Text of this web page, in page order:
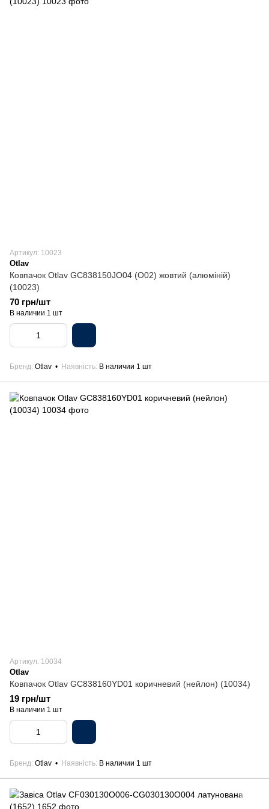
Артикул: 10023
Otlav
Ковпачок Otlav GC838150JO04 (O02) жовтий (алюміній)
(10023)
70 грн/шт
В наличии 1 шт
Бренд Otlav Наявність В наличии 1 шт
Артикул: 10034
Otlav
Ковпачок Otlav GC838160YD01 коричневий (нейлон) (10034)
19 грн/шт
В наличии 1 шт
Бренд Otlav Наявність В наличии 1 шт